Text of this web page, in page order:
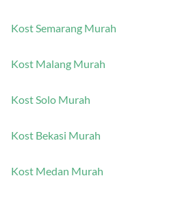
Kost Semarang Murah
Kost Malang Murah
Kost Solo Murah
Kost Bekasi Murah
Kost Medan Murah